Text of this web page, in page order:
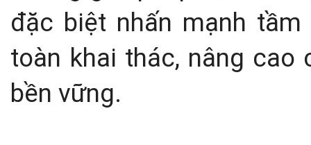
đặc biệt nhấn mạnh
toàn khai thác, nâng
bền vững.